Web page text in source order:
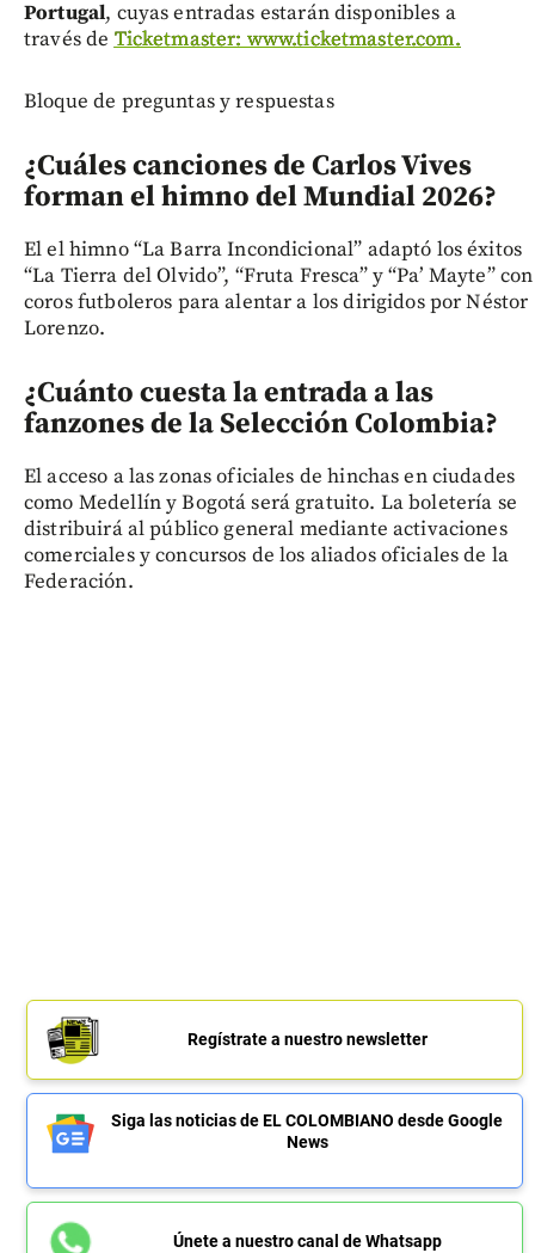
Portugal, cuyas entradas estarán disponibles a
través de Ticketmaster: www.ticketmaster.com.
Bloque de preguntas y respuestas
¿Cuáles canciones de Carlos Vives
forman el himno del Mundial 2026?
El el himno “La Barra Incondicional” adaptó los éxitos
“La Tierra del Olvido”, “Fruta Fresca” y “Pa’ Mayte” con
coros futboleros para alentar a los dirigidos por Néstor
Lorenzo.
¿Cuánto cuesta la entrada a las
fanzones de la Selección Colombia?
El acceso a las zonas oficiales de hinchas en ciudades
como Medellín y Bogotá será gratuito. La boletería se
distribuirá al público general mediante activaciones
comerciales y concursos de los aliados oficiales de la
Federación.
Regístrate a nuestro newsletter
Siga las noticias de EL COLOMBIANO desde Google
News
Únete a nuestro canal de Whatsapp